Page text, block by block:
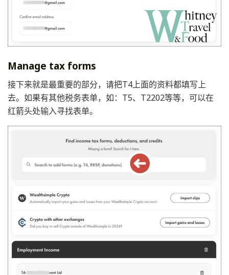
Manage tax forms
接下来就是最重要的部分，请把T4上面的资料都填写上
去。如果有其他税务表单，如：T5、T2202等等，可以在
红箭头处输入寻找表单。